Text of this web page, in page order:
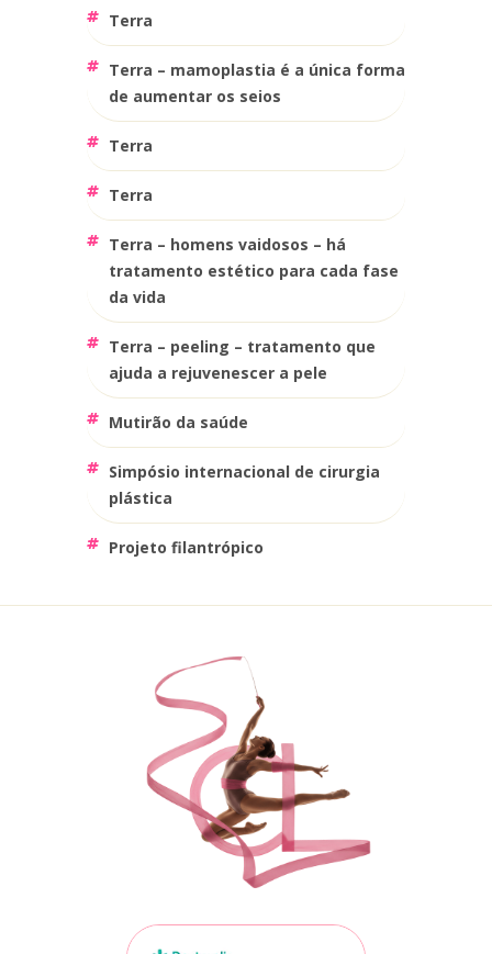
terra
terra – mamoplastia é a única forma
de aumentar os seios
terra
terra
terra – homens vaidosos – há
tratamento estético para cada fase
da vida
terra – peeling – tratamento que
ajuda a rejuvenescer a pele
mutirão da saúde
simpósio internacional de cirurgia
plástica
projeto filantrópico